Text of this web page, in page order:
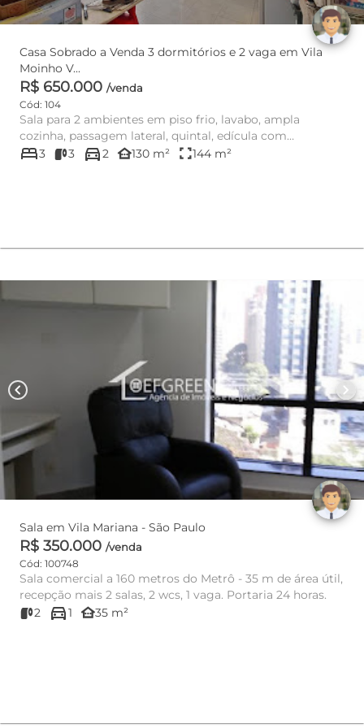
Casa Sobrado a Venda 3 dormitórios e 2 vaga em Vila
Moinho V...
R$ 650.000 /venda
Cód: 104
Sala para 2 ambientes em piso frio, lavabo, ampla
cozinha, passagem lateral, quintal, edícula com
lavanderia , dependênc...
bed3 3 directions_car2 other_houses130 m² fullscreen144 m²
chevron_left chevron_right
Sala em Vila Mariana - São Paulo
R$ 350.000 /venda
Cód: 100748
Sala comercial a 160 metros do Metrô - 35 m de área útil,
recepção mais 2 salas, 2 wcs, 1 vaga. Portaria 24 horas.
2
directions_car1 other_houses35 m²